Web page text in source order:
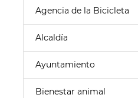
Agencia de la Bicicleta
Alcaldía
Ayuntamiento
Bienestar animal